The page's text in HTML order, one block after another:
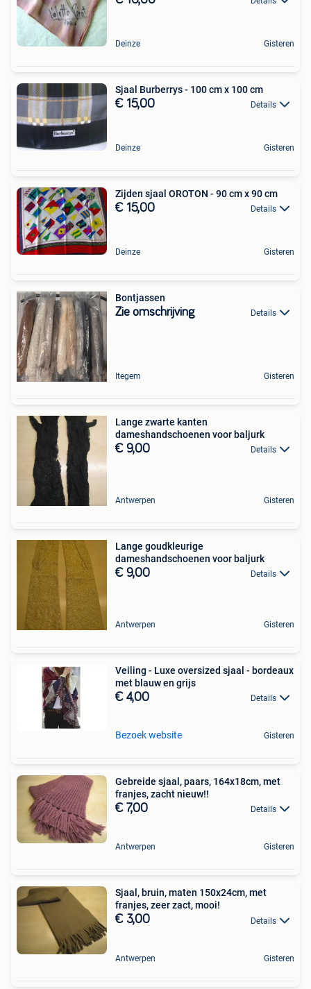
Deinze Gisteren
Sjaal Burberrys - 100 cm x 100 cm
€ 15,00 Details
Deinze Gisteren
Zijden sjaal OROTON - 90 cm x 90 cm
€ 15,00 Details
Deinze Gisteren
Bontjassen
Zie omschrijving Details
Itegem Gisteren
Lange zwarte kanten
dameshandschoenen voor baljurk
€ 9,00 Details
Antwerpen Gisteren
Lange goudkleurige
dameshandschoenen voor baljurk
€ 9,00 Details
Antwerpen Gisteren
Veiling - Luxe oversized sjaal - bordeaux
met blauw en grijs
€ 4,00 Details
Bezoek website Gisteren
Gebreide sjaal, paars, 164x18cm, met
franjes, zacht nieuw!!
€ 7,00 Details
Antwerpen Gisteren
Sjaal, bruin, maten 150x24cm, met
franjes, zeer zact, mooi!
€ 3,00 Details
Antwerpen Gisteren